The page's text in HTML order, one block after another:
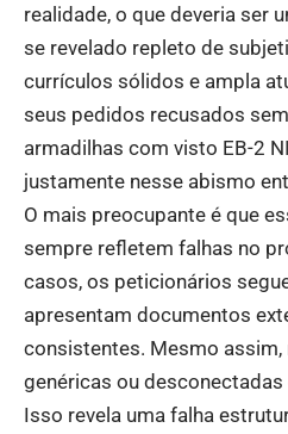
realidade, o que deveria ser
se revelado repleto de
currículos sólidos e ampla
seus pedidos recusados
armadilhas com visto EB-2
justamente nesse abismo
O mais preocupante é que
sempre refletem falhas no
casos, os peticionários
apresentam documentos
consistentes. Mesmo
genéricas ou
Isso revela uma falha